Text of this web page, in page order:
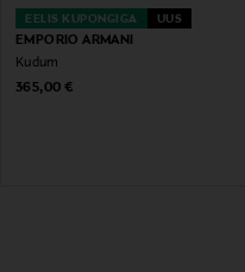
EELIS KUPONGIGA UUS
EMPORIO ARMANI
Kudum
Original Price
365,00 €